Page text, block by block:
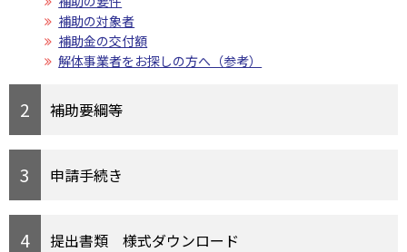
補助の対象者
補助金の交付額
解体事業者をお探しの方へ（参考）
補助要綱等
申請手続き
提出書類 様式ダウンロード